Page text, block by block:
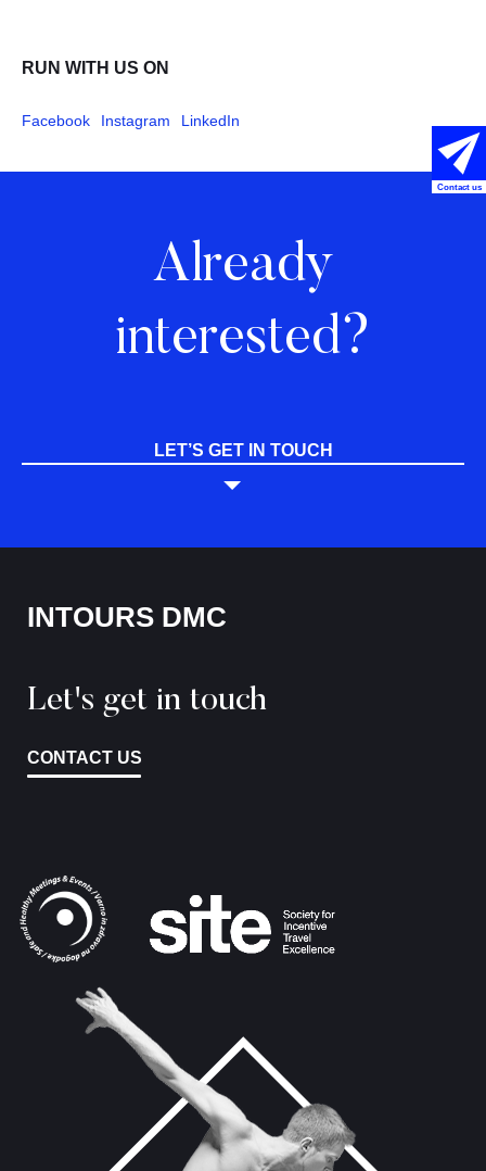
RUN WITH US ON
Facebook Instagram LinkedIn
Already
interested?
LET’S GET IN TOUCH
INTOURS DMC
Let's get in touch
CONTACT US
Contact us